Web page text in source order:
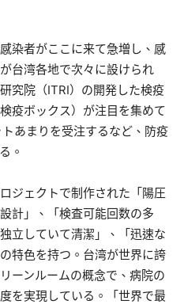
染者がここに来て急増し、感
台湾各地で次々に設けられ
究院（ITRI）の開発した検疫
疫ボックス）が注目を集めて
あまりを受注するなど、防疫
。
ジェクトで制作された「陽圧
計」、「検査可能回数の多
立していて清潔」、「迅速な
特色を持つ。台湾が世界に誇
ーンルームの概念で、病院の
を実現している。「世界で最